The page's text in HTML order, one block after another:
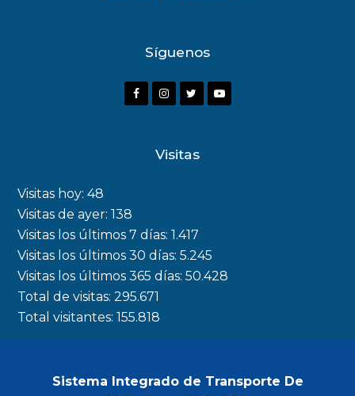
Síguenos
Visitas
Visitas hoy:48
Visitas de ayer:138
Visitas los últimos 7 días:1.417
Visitas los últimos 30 días:5.245
Visitas los últimos 365 días:50.428
Total de visitas:295.671
Total visitantes:155.818
Sistema Integrado de Transporte De